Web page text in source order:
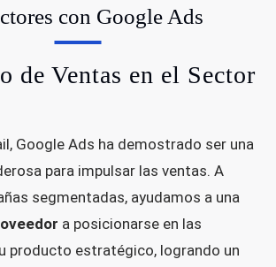
con Google Ads
de Ventas en el Sector
Google Ads ha demostrado ser una
para impulsar las ventas. A
segmentadas, ayudamos a una
a posicionarse en las
producto estratégico, logrando un